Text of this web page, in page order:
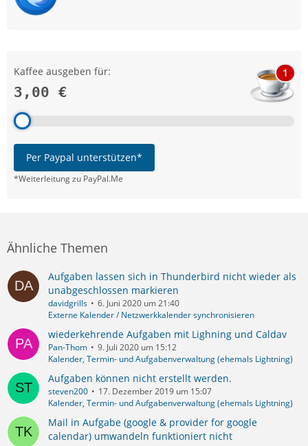
Kaffee ausgeben für:
3,00 €
1
Per Paypal unterstützen*
*Weiterleitung zu PayPal.Me
Ähnliche Themen
Aufgaben lassen sich in Thunderbird nicht wieder als
unabgeschlossen markieren
davidgrills
6. Juni 2020 um 21:40
Externe Kalender / Netzwerkkalender synchronisieren
wiederkehrende Aufgaben mit Lighning und Caldav
Pan-Thom
9. Juli 2020 um 15:12
Kalender, Termin- und Aufgabenverwaltung (ehemals Lightning)
Aufgaben können nicht erstellt werden.
steven200
17. Dezember 2019 um 15:07
Kalender, Termin- und Aufgabenverwaltung (ehemals Lightning)
Mail in Aufgabe (google & provider for google
calendar) umwandeln funktioniert nicht